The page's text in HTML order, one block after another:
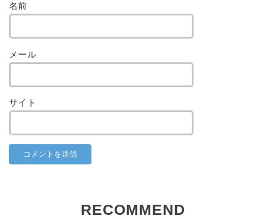
名前
メール
サイト
RECOMMEND